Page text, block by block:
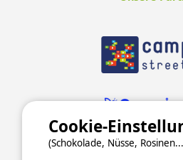
Cookie-
(Schokolade, Nüsse,